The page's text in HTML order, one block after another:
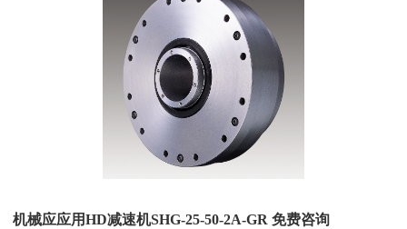
机械应应用HD减速机SHG-25-50-2A-GR 免费咨询